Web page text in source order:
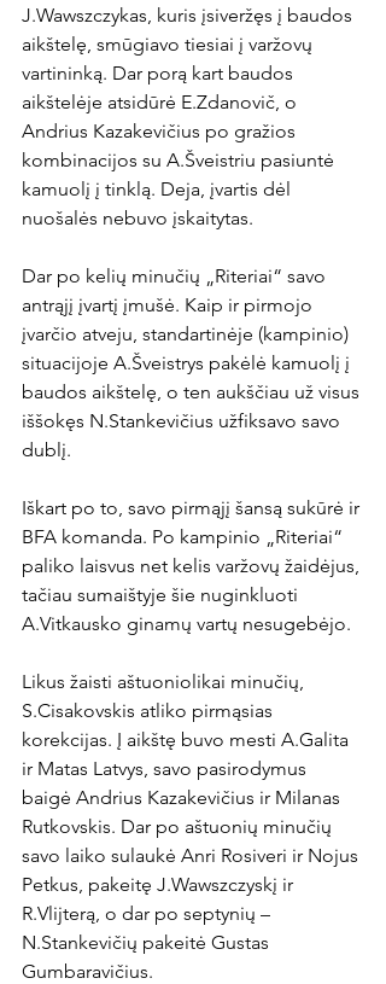
J.Wawszczykas, kuris įsiveržęs į baudos
aikštelę, smūgiavo tiesiai į varžovų
vartininką. Dar porą kart baudos
aikštelėje atsidūrė E.Zdanovič, o
Andrius Kazakevičius po gražios
kombinacijos su A.Šveistriu pasiuntė
kamuolį į tinklą. Deja, įvartis dėl
nuošalės nebuvo įskaitytas.
Dar po kelių minučių „Riteriai“ savo
antrąjį įvartį įmušė. Kaip ir pirmojo
įvarčio atveju, standartinėje (kampinio)
situacijoje A.Šveistrys pakėlė kamuolį į
baudos aikštelę, o ten aukščiau už visus
iššokęs N.Stankevičius užfiksavo savo
dublį.
Iškart po to, savo pirmąjį šansą sukūrė ir
BFA komanda. Po kampinio „Riteriai“
paliko laisvus net kelis varžovų žaidėjus,
tačiau sumaištyje šie nuginkluoti
A.Vitkausko ginamų vartų nesugebėjo.
Likus žaisti aštuoniolikai minučių,
S.Cisakovskis atliko pirmąsias
korekcijas. Į aikštę buvo mesti A.Galita
ir Matas Latvys, savo pasirodymus
baigė Andrius Kazakevičius ir Milanas
Rutkovskis. Dar po aštuonių minučių
savo laiko sulaukė Anri Rosiveri ir Nojus
Petkus, pakeitę J.Wawszczyskį ir
R.Vlijterą, o dar po septynių –
N.Stankevičių pakeitė Gustas
Gumbaravičius.